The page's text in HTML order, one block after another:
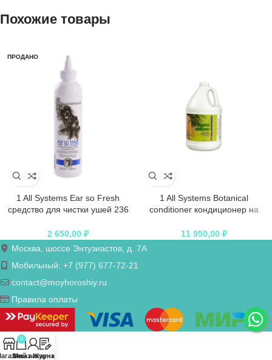
Похожие товары
ПРОДАНО
1 All Systems Ear so Fresh
средство для чистки ушей 236
2 650,00 ₽
1 All Systems Botanical
conditioner кондиционер на
3,78 л
11 950,00 ₽
Москва, шоссе Энтузиастов, д. 7А
Мобильный: +7 (977) 677-72-21
contact@moyhoroshiy.ru
Правила оплаты
0
Заказ
Мой аккаунт
Журнал